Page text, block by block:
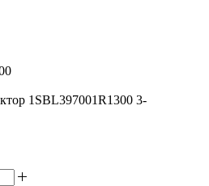
1SBL397001R1300 3-